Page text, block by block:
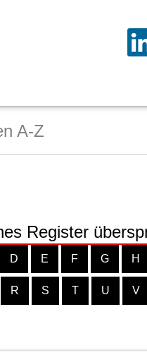
A-Z
Register
D E F G H
R S T U V